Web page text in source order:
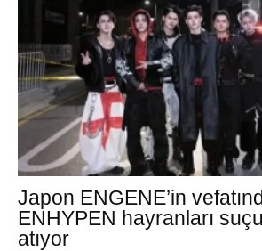
Japon ENGENE’in
ENHYPEN hayranları
atıyor